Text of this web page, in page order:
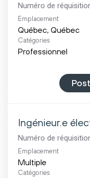
Numéro de
Emplacement
Catégories
Professionnel
Ingénieur.e
Numéro de
Emplacement
Multiple
Catégories